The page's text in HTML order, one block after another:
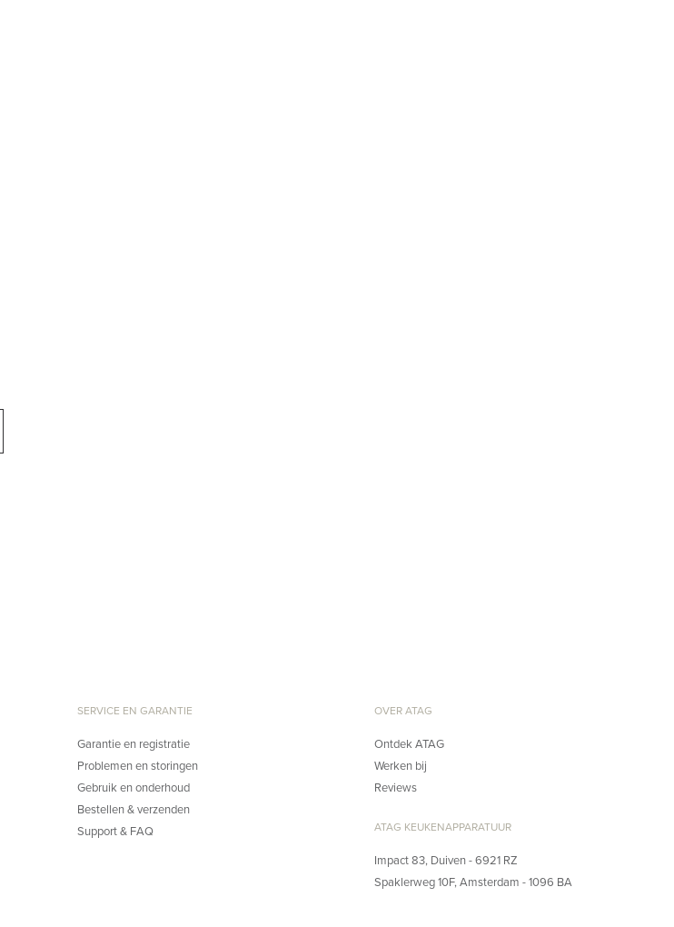
SERVICE EN GARANTIE
Garantie en registratie
Problemen en storingen
Gebruik en onderhoud
Bestellen & verzenden
Support & FAQ
OVER ATAG
Ontdek ATAG
Werken bij
Reviews
ATAG KEUKENAPPARATUUR
Impact 83, Duiven - 6921 RZ
Spaklerweg 10F, Amsterdam - 1096 BA